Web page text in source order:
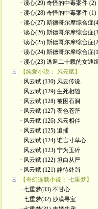
· 读心(29) 奇怪的中毒案件 (2)
· 读心(28) 奇怪的中毒案件 (1)
· 读心(27) 斯德哥尔摩综合症
· 读心(26) 斯德哥尔摩综合症
· 读心(25) 斯德哥尔摩综合症
· 读心(24) 斯德哥尔摩综合症
· 读心(23) 逃遁二十载的女通
【纯爱小说： 风云赋】
· 风云赋 (130) 风云传说
· 风云赋 (129) 生死相随
· 风云赋 (128) 被困石洞
· 风云赋 (127) 夜色苍茫
· 风云赋 (126) 风云相伴
· 风云赋 (125) 追捕
· 风云赋 (124) 谁言寸草心
· 风云赋 (123) 宁为玉碎
· 风云赋 (122) 坦白从严
· 风云赋 (121) 静待处罚
【奇幻连载小说： 七重梦】
· 七重梦(33) 不甘心
· 七重梦(32) 沙漠寻宝